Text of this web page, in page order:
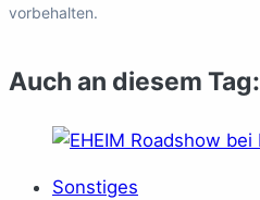
vorbehalten.
Auch an diesem Tag:
Sonstiges